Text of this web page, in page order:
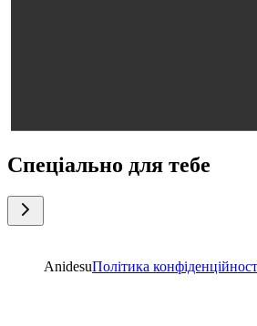
Спеціально для тебе
AnidesuПолітика